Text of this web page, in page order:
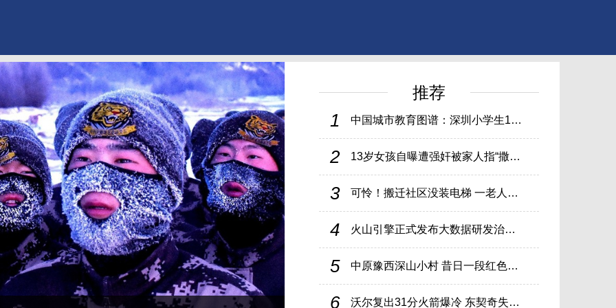
推荐
1 中国城市教育图谱：深圳小学生10年翻番增加50万，北京生均经费是郑州
2 13岁女孩自曝遭强奸被家人指“撒谎”，警方需查清谁是恶人
3 可怜！搬迁社区没装电梯 一老人跪爬楼梯上楼
4 火山引擎正式发布大数据研发治理套件
5 中原豫西深山小村 昔日一段红色往事 成为实地原貌抗战遗址公园
6 沃尔复出31分火箭爆冷 东契奇失准独行侠憾负